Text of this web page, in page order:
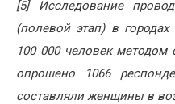
[5] Исследование
(полевой этап) в
100 000 человек
опрошено 1066
составляли женщины в